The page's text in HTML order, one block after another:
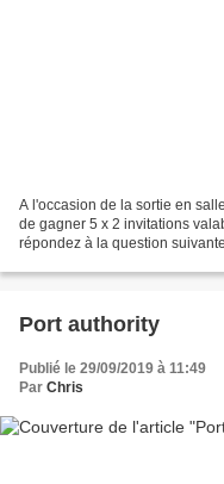
A l'occasion de la sortie en
de gagner 5 x 2 invitations
répondez à la question
Port authority
Publié le 29/09/2019 à 11:49
Par Chris